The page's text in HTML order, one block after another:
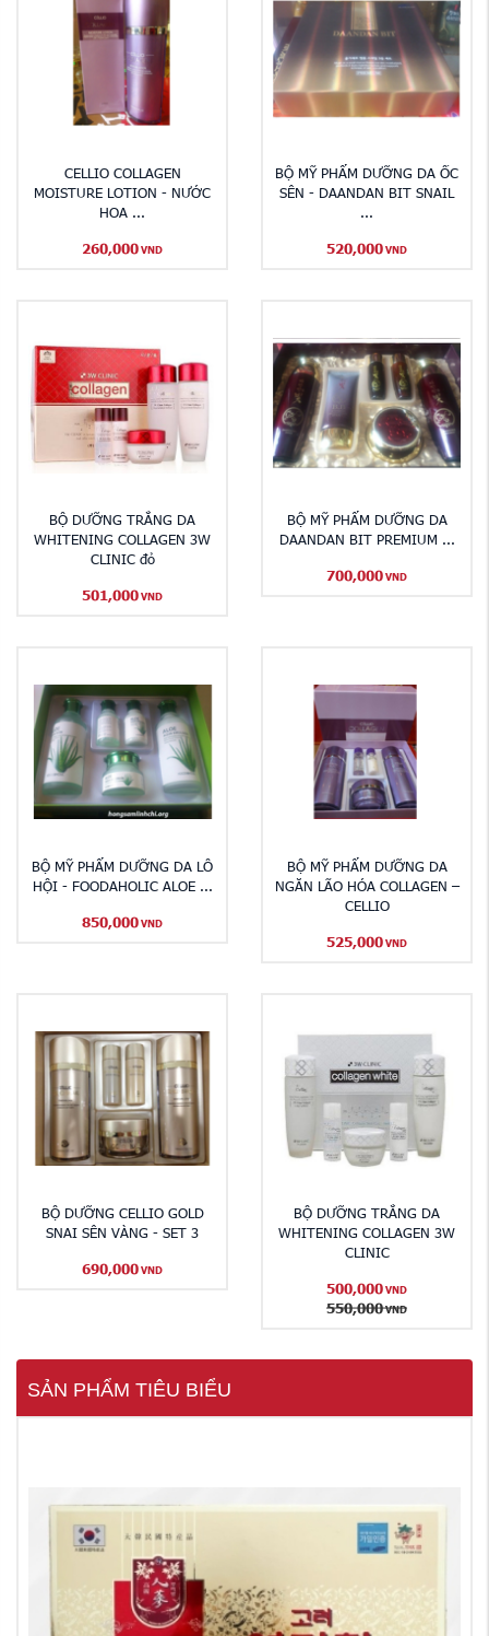
CELLIO COLLAGEN
MOISTURE LOTION - NƯỚC
HOA ...
260,000 VND
BỘ MỸ PHẨM DƯỠNG DA ỐC
SÊN - DAANDAN BIT SNAIL
...
520,000 VND
BỘ DƯỠNG TRẮNG DA
WHITENING COLLAGEN 3W
CLINIC đỏ
501,000 VND
BỘ MỸ PHẨM DƯỠNG DA
DAANDAN BIT PREMIUM ...
700,000 VND
BỘ MỸ PHẨM DƯỠNG DA LÔ
HỘI - FOODAHOLIC ALOE ...
850,000 VND
BỘ MỸ PHẨM DƯỠNG DA
NGĂN LÃO HÓA COLLAGEN –
CELLIO
525,000 VND
BỘ DƯỠNG CELLIO GOLD
SNAI SÊN VÀNG - SET 3
690,000 VND
BỘ DƯỠNG TRẮNG DA
WHITENING COLLAGEN 3W
CLINIC
500,000 VND
550,000 VND
SẢN PHẨM TIÊU BIỂU